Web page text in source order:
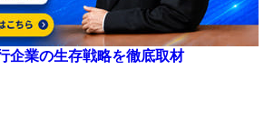
企業の生存戦略を徹底取材